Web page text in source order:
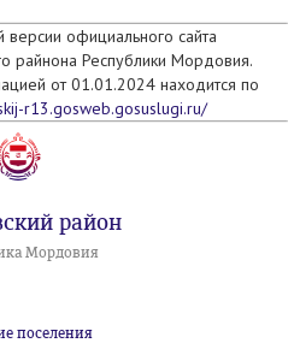
версии официального сайта
райнона Республики Мордовия.
от 01.01.2024 находится по
r13.gosweb.gosuslugi.ru/
район
Мордовия
поселения